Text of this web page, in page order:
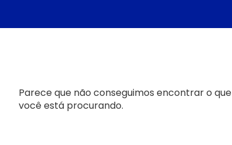
Parece que não conseguimos encontrar o que
você está procurando.